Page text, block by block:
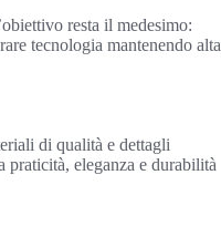
resta il medesimo:
tecnologia mantenendo alta
di qualità e dettagli
praticità, eleganza e durabilità